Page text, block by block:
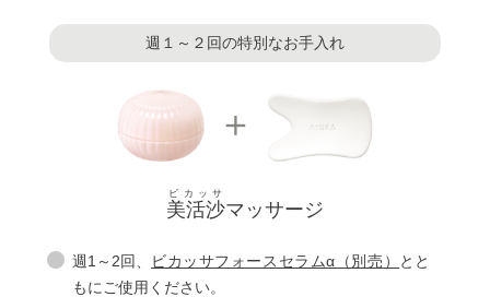
週１～２回の特別なお手入れ
美活沙
ビカッサ
マッサージ
週1～2回、 ビカッサフォースセラムα（別売）
とと
もにご使用ください。